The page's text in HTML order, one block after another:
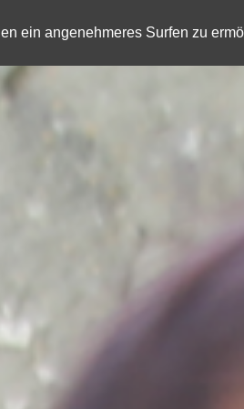
ein angenehmeres Surfen zu